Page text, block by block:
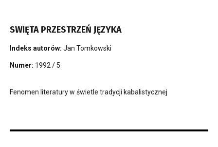
SWIĘTA PRZESTRZEŃ JĘZYKA
Indeks autorów: Jan Tomkowski
Numer: 1992 / 5
Fenomen literatury w świetle tradycji kabalistycznej